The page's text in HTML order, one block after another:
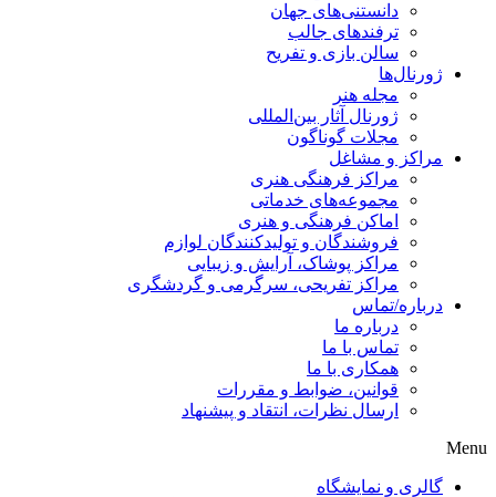
دانستنی‌های جهان
ترفندهای جالب
سالن بازی و تفریح
مجله هنر
ژورنال آثار بین‌المللی
مجلات گوناگون
و مشاغل
مراکز فرهنگی هنری
مجموعه‌های خدماتی
اماکن فرهنگی و هنری
فروشندگان و تولیدکنندگان لوازم
مراکز پوشاک، آرایش و زیبایی
مراکز تفریحی، سرگرمی و گردشگری
تماس
درباره ما
تماس با ما
همکاری با ما
قوانین، ضوابط و مقررات
ارسال نظرات، انتقاد و پیشنهاد
و نمایشگاه